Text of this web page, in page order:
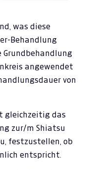
was diese
Behandlung
Grundbehandlung
angewendet
von
gleichzeitig das
zur/m Shiatsu
festzustellen, ob
entspricht.